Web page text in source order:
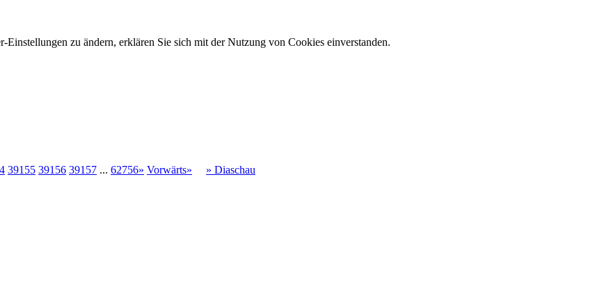
zu ändern, erklären Sie sich mit der Nutzung von Cookies einverstanden.
39155 39156 39157 ... 62756» Vorwärts» » Diaschau